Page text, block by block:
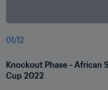
01 /12
Knockout Phase - African
Cup 2022